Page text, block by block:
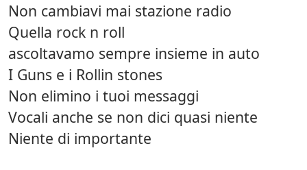
Non cambiavi mai stazione radio
Quella rock n roll
ascoltavamo sempre insieme in auto
I Guns e i Rollin stones
Non elimino i tuoi messaggi
Vocali anche se non dici quasi niente
Niente di importante